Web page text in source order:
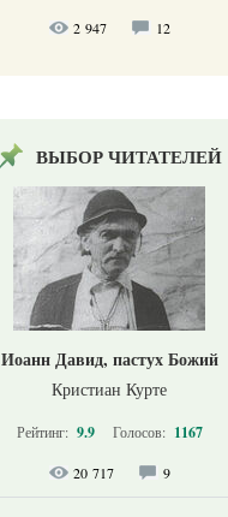
2 947 12
ВЫБОР ЧИТАТЕЛЕЙ
Иоанн Давид, пастух Божий
Кристиан Курте
Рейтинг: 9.9 Голосов: 1167
20 717 9